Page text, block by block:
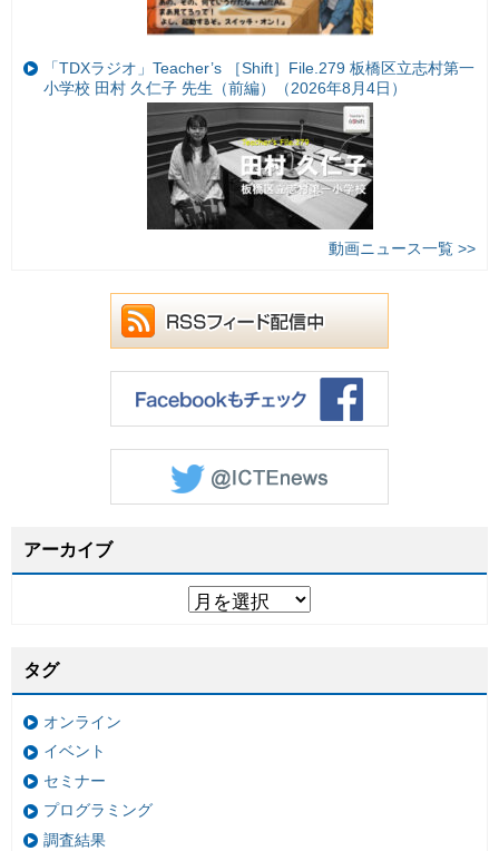
「TDXラジオ」Teacher’s ［Shift］File.279 板橋区立志村第一
小学校 田村 久仁子 先生（前編）（2026年8月4日）
動画ニュース一覧 >>
アーカイブ
タグ
オンライン
イベント
セミナー
プログラミング
調査結果